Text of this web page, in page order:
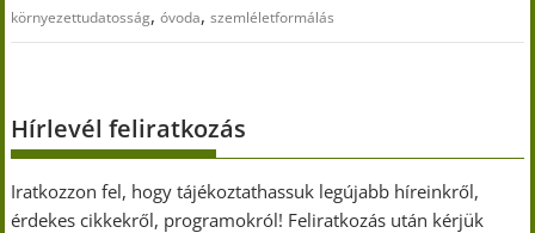
környezettudatosság,óvoda,szemléletformálás
Hírlevél feliratkozás
Iratkozzon fel, hogy tájékoztathassuk legújabb híreinkről,
érdekes cikkekről, programokról! Feliratkozás után kérjük